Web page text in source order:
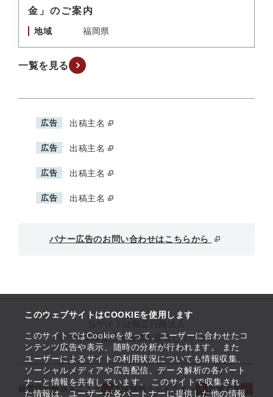
このウェブサイトはCOOKIEを使用します
このサイトではCookieを使って、ユーザーに合わせたコ
ンテンツ広告や表示、随時の分析が行われます。 また
ユーザーによるサイトの利用状況についても情報収集、
ソーシャルメディアや広告配信、データ解析の各パート
ナーと情報を共有しています。 このサイトで収集され
た情報は、ユーザーが各パートナーに提供した他の情報
金」のご案内
地域 福岡県
一覧を見る
広告 出稿主名
広告 出稿主名
広告 出稿主名
広告 出稿主名
バナー広告のお問い合わせはこちらから
中小企業基盤整備機構が運営しています
経営課題解決メニュー 支援情報ヘッドライン 起業支援